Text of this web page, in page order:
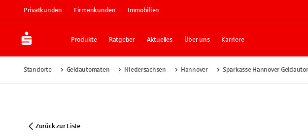
Privatkunden Firmenkunden Immobilien
Produkte Ratgeber Aktuelles Über uns Karriere
Standorte Geldautomaten Niedersachsen Hannover Sparkasse Hannover
Zurück zur Liste